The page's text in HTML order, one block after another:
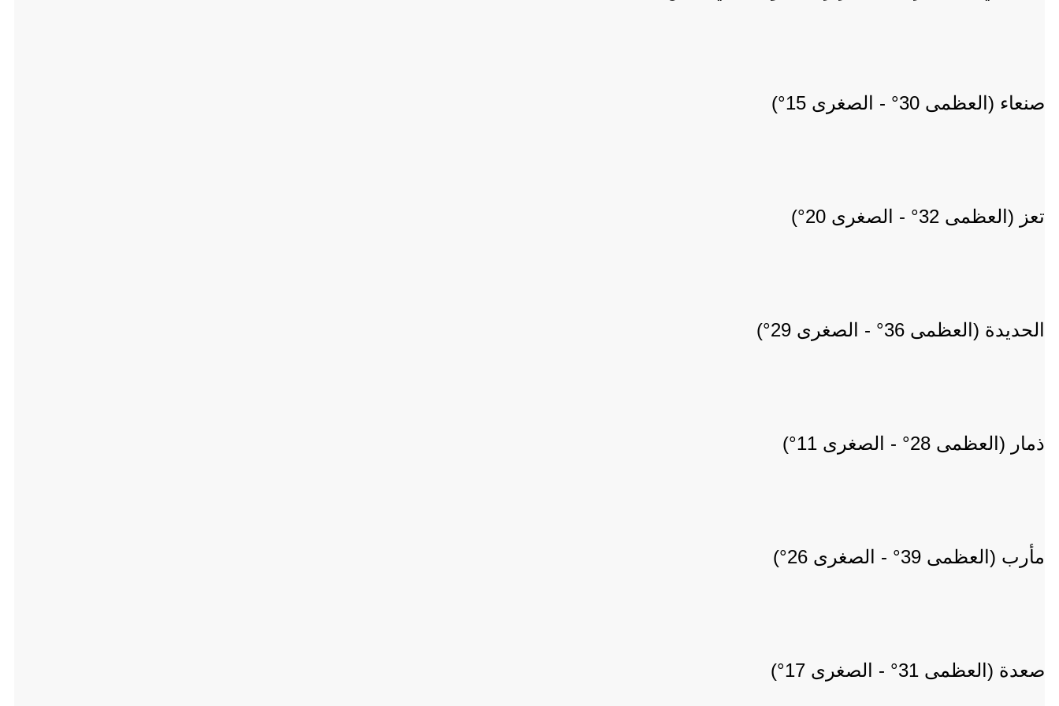
صنعاء (العظمى 30° - الصغرى 15°)
تعز (العظمى 32° - الصغرى 20°)
الحديدة (العظمى 36° - الصغرى 29°)
ذمار (العظمى 28° - الصغرى 11°)
مأرب (العظمى 39° - الصغرى 26°)
صعدة (العظمى 31° - الصغرى 17°)